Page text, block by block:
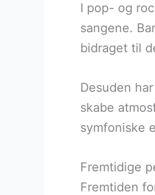
I pop- og
sangene.
bidraget til
Desuden
skabe
symfoniske
Fremtidige
Fremtiden